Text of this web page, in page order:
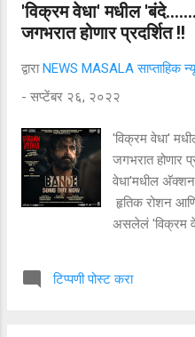
वारसांना अनुकंपा
अर्हतेनुसार पद
८४ परिचर
बनसोड
करण्यात आल्या
अधिकारी लीना
आनंदराव पिंगळे
'विक्रम वेधा' मधील
जगभरात होणार प्रदर्शित !!
द्वाराNEWS MASALA साप्ताहिक
- सप्टेंबर २६, २०२२
'विक्रम वेधा'
जगभरात होणार
वेधा'मधील
हृतिक रोशन
असलेलं 'विक्रम
व्यक्तिरेखा
टिप्पणी पोस्ट करा